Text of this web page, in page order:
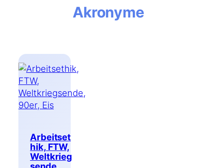
Akronyme
Arbeitset
hik, FTW,
Weltkrieg